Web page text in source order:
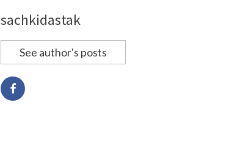
sachkidastak
See author's posts